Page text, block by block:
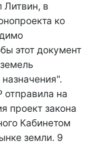
Литвин, в
ко
этот документ
на
проект закона
Кабинетом
земли. 9